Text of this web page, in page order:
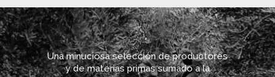
Una minuciosa selección de productores
y de materias primas sumado a la